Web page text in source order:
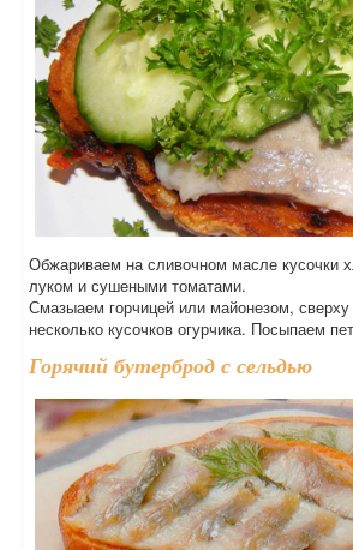
Обжариваем на сливочном масле кусочки
луком и сушеными томатами.
Смазыаем горчицей или майонезом,
несколько кусочков огурчика. Посыпаем
Горячий бутерброд с сельдью